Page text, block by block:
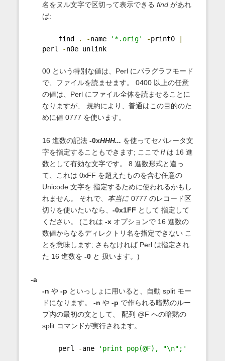
名をヌル文字で区切って表示できる findがあれ
ば:
find . -name '*.orig' -print0
perl
-n0e unlink
00 という特別な値は、Perl にパラグラフモード
で、ファイルを読ませます。 0400 以上の任意
の値は、Perl にファイル全体を読ませることに
なりますが、 規約により、普通はこの目的のた
めに値 0777 を使います。
16 進数の記法 -0xHHH... を使ってセパレータ文
字を指定することもできます; ここで Hは 16 進
数として有効な文字です。 8 進数形式と違っ
て、これは 0xFF を超えたものを含む任意の
Unicode 文字を 指定するために使われるかもし
れません。 それで、 本当に0777 のレコード区
切りを使いたいなら、 -0x1FF として 指定して
ください。 (これは -xオプションで 16 進数の
数値からなるディレクトリ名を指定できない こ
とを意味します; さもなければ Perl は指定され
た 16 進数を -0と 扱います。)
-a
-n や -p といっしょに用いると、自動 split モー
ドになります。 -n や -p で作られる暗黙のルー
プ内の最初の文として、 配列 @F への暗黙の
split コマンドが実行されます。
perl -ane 'print pop(@F), "\n";'